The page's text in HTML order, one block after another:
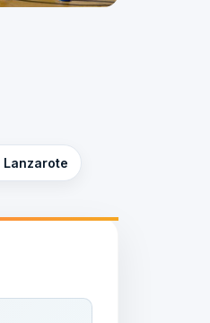
Lanzarote